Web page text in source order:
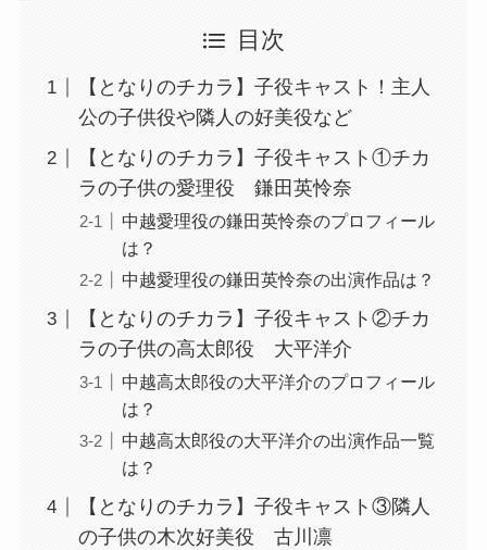
目次
【となりのチカラ】子役キャスト！主人
公の子供役や隣人の好美役など
【となりのチカラ】子役キャスト①チカ
ラの子供の愛理役 鎌田英怜奈
中越愛理役の鎌田英怜奈のプロフィール
は？
中越愛理役の鎌田英怜奈の出演作品は？
【となりのチカラ】子役キャスト②チカ
ラの子供の高太郎役 大平洋介
中越高太郎役の大平洋介のプロフィール
は？
中越高太郎役の大平洋介の出演作品一覧
は？
【となりのチカラ】子役キャスト③隣人
の子供の木次好美役 古川凛